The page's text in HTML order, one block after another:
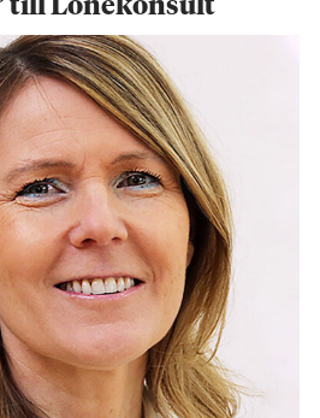
till Lönekonsult